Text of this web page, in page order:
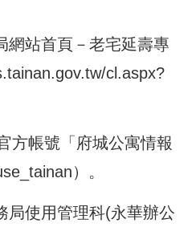
網站首頁－老宅延壽專
cl.aspx?
方帳號「府城公寓情報
）。
局使用管理科(永華辦公